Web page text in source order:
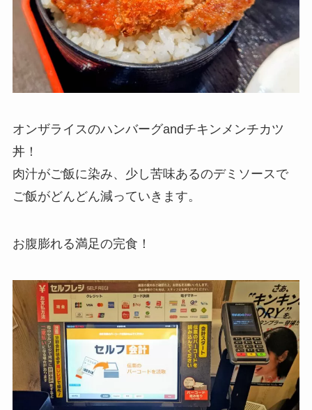
オンザライスのハンバーグandチキンメンチカツ
丼！
肉汁がご飯に染み、少し苦味あるのデミソースで
ご飯がどんどん減っていきます。
お腹膨れる満足の完食！